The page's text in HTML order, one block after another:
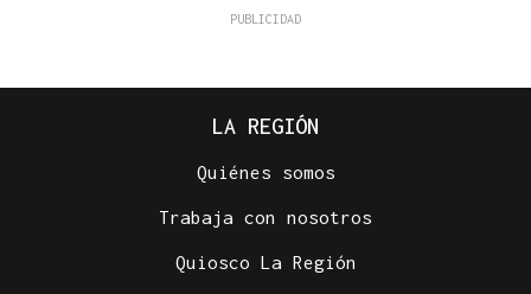
LA REGIÓN
Quiénes somos
Trabaja con nosotros
Quiosco La Región